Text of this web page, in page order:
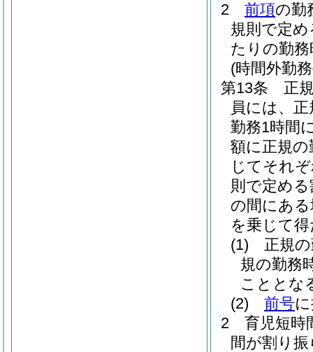
2
前項の勤
規則で定
たりの勤
(時間外勤
第13条
正
員には、
勤務1時間
額に正規
じてそれ
則で定める
の間にあ
を乗じて
(1)
正規
規の勤務
こととな
(2)
前号
2
育児短時
間が割り